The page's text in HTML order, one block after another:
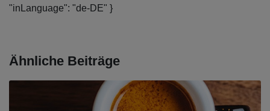
"inLanguage": "de-DE" }
Ähnliche Beiträge